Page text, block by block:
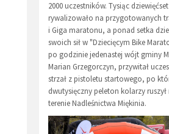
2000 uczestników. Tysiąc
rywalizowało na przygotowanych
i Giga maratonu, a ponad setka
swoich sił w "Dziecięcym Bike
po godzinie jedenastej wójt gminy
Marian Grzegorczyn, przywitał
strzał z pistoletu startowego, po
dwutysięczny peleton kolarzy
terenie Nadleśnictwa Miękinia.